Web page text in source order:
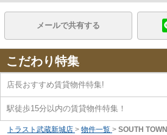
メールで共有する
こだわり特集
店長おすすめ賃貸物件特集!
駅徒歩15分以内の賃貸物件特集！
トラスト武蔵新城店 > 物件一覧 > SOUTH TOWN